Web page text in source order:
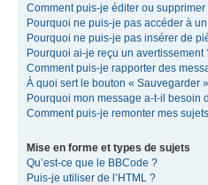
Comment puis-je éditer ou
Pourquoi ne puis-je pas accéder à
Pourquoi ne puis-je pas insérer de
Pourquoi ai-je reçu un avertissement
Comment puis-je rapporter des
À quoi sert le bouton « Sauvegarder
Pourquoi mon message a-t-il besoin
Comment puis-je remonter mes
Mise en forme et types de sujets
Qu’est-ce que le BBCode ?
Puis-je utiliser de l’HTML ?